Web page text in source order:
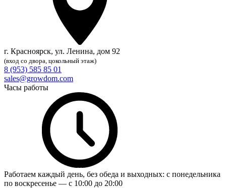
г. Красноярск, ул. Ленина, дом 92
(вход со двора, цокольный этаж)
8 (953) 585 85 01
sales@growdom.com
Часы работы
Работаем каждый день, без обеда и выходных: с понедельника
по воскресенье — с 10:00 до 20:00